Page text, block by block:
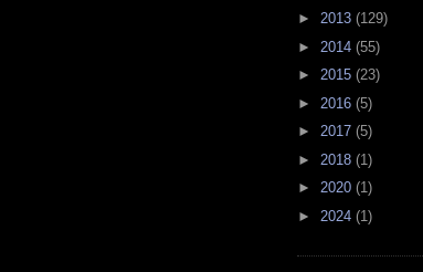
► 2013 (129)
► 2014 (55)
► 2015 (23)
► 2016 (5)
► 2017 (5)
► 2018 (1)
► 2020 (1)
► 2024 (1)